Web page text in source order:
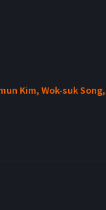
Kim, Wok-suk Song,